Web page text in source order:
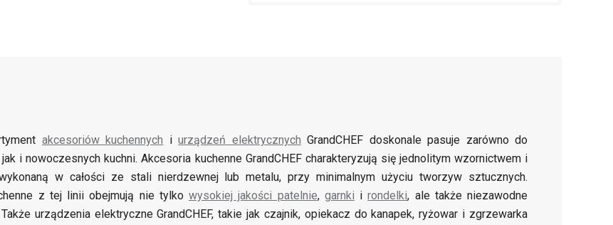
akcesoriów kuchennych iurządzeń elektrycznych GrandCHEF doskonale pasuje zarówno do
i nowoczesnych kuchni. Akcesoria kuchenne GrandCHEF charakteryzują się jednolitym wzornictwem i
w całości ze stali nierdzewnej lub metalu, przy minimalnym użyciu tworzyw sztucznych.
z tej linii obejmują nie tylko wysokiej jakości patelnie, garnki irondelki, ale także niezawodne
urządzenia elektryczne GrandCHEF, takie jak czajnik, opiekacz do kanapek, ryżowar i zgrzewarka